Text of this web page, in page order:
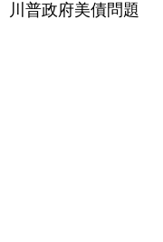
川普政府美債問題